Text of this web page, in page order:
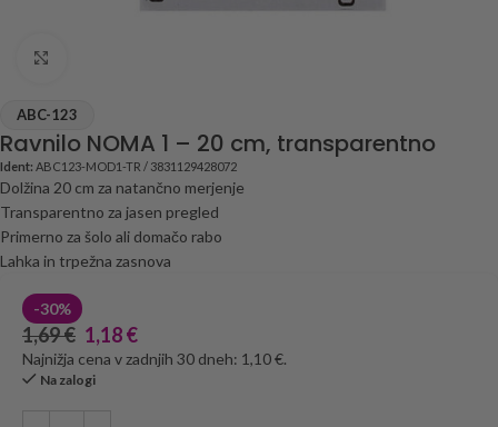
ABC-123
Ravnilo NOMA 1 – 20 cm, transparentno
Ident: ABC123-MOD1-TR / 3831129428072
Dolžina 20 cm za natančno merjenje
Transparentno za jasen pregled
Primerno za šolo ali domačo rabo
Lahka in trpežna zasnova
-30%
1,69€ 1,18€
Najnižja cena v zadnjih 30 dneh: 1,10 €.
Na zalogi